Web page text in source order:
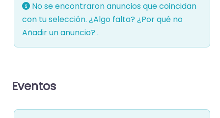
No se encontraron anuncios que coincidan
con tu selección. ¿Algo falta? ¿Por qué no
Añadir un anuncio? .
Eventos